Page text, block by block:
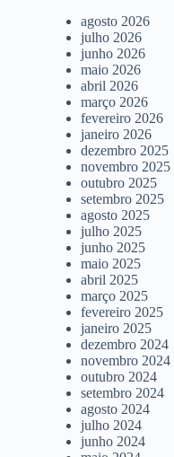
agosto 2026
julho 2026
junho 2026
maio 2026
abril 2026
março 2026
fevereiro 2026
janeiro 2026
dezembro 2025
novembro 2025
outubro 2025
setembro 2025
agosto 2025
julho 2025
junho 2025
maio 2025
abril 2025
março 2025
fevereiro 2025
janeiro 2025
dezembro 2024
novembro 2024
outubro 2024
setembro 2024
agosto 2024
julho 2024
junho 2024